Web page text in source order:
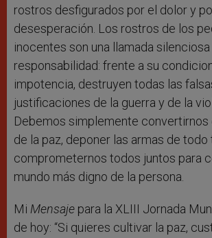
rostros desfigurados por el dolor y
desesperación. Los rostros de los
inocentes son una llamada
responsabilidad: frente a su
impotencia, destruyen todas las
justificaciones de la guerra y de la
Debemos simplemente convertirnos
de la paz, deponer las armas de todo
comprometernos todos juntos para
mundo más digno de la persona.
Mi Mensaje para la XLIII Jornada
de hoy: “Si quieres cultivar la paz,